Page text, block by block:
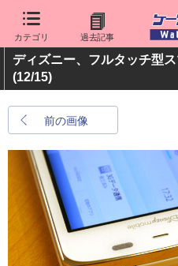
カテゴリ 過去記事
ディズニー、フルタッチ型
(12/15)
前の画像